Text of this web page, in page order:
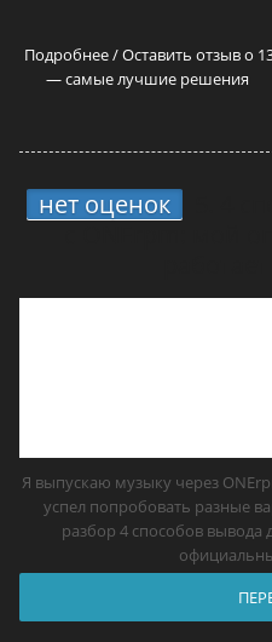
Подробнее / Оставить отзыв о
— самые лучшие решения
нет оценок
Я выпускаю музыку через
успел попробовать разные
разбор 4 способов вывода